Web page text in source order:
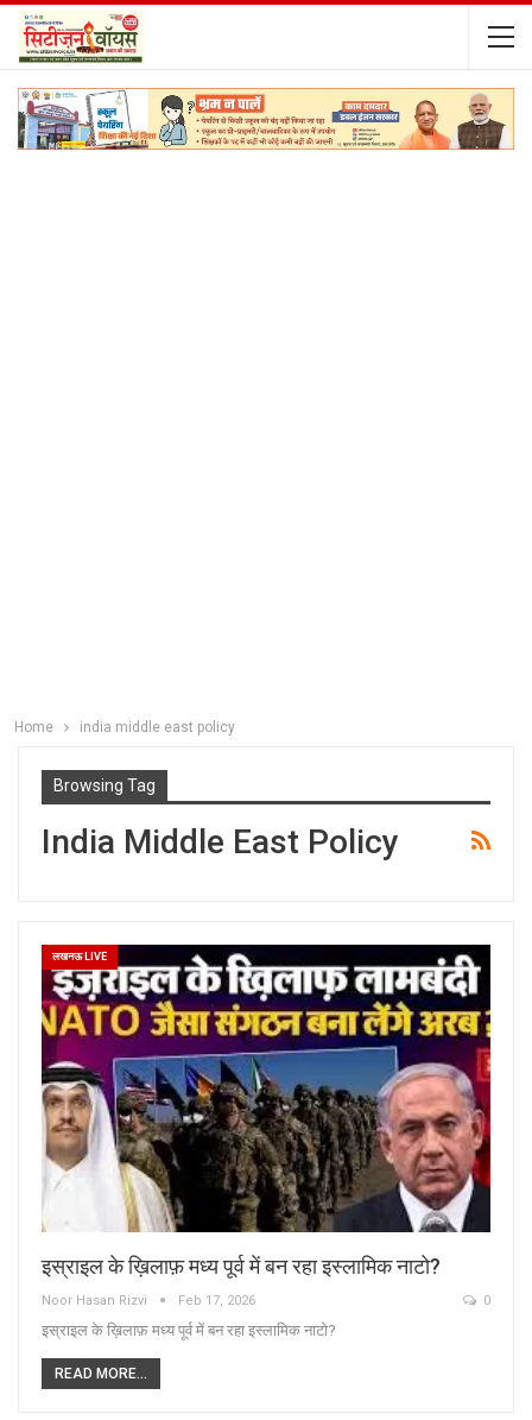
Home india middle east policy
Browsing Tag
India Middle East Policy
लखनऊ LIVE
इस्राइल के ख़िलाफ़ मध्य पूर्व में बन रहा इस्लामिक नाटो?
Noor Hasan Rizvi Feb 17, 2026 0
इस्राइल के ख़िलाफ़ मध्य पूर्व में बन रहा इस्लामिक नाटो?
READ MORE...